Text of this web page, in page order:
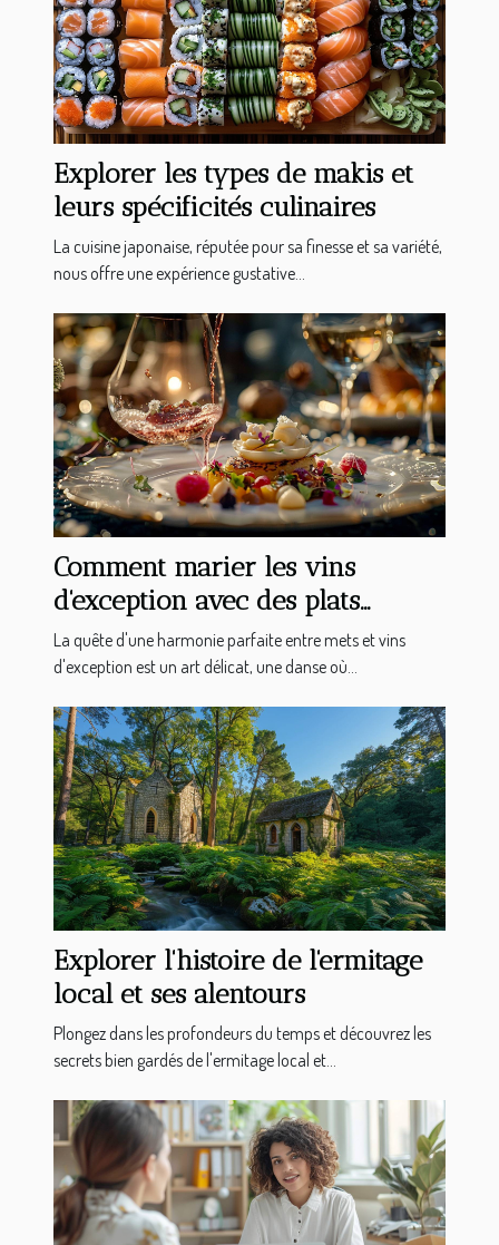
Explorer les types de makis et
leurs spécificités culinaires
La cuisine japonaise, réputée pour sa finesse et sa variété,
nous offre une expérience gustative...
Comment marier les vins
d'exception avec des plats
gastronomiques
La quête d'une harmonie parfaite entre mets et vins
d'exception est un art délicat, une danse où...
Explorer l'histoire de l'ermitage
local et ses alentours
Plongez dans les profondeurs du temps et découvrez les
secrets bien gardés de l'ermitage local et...